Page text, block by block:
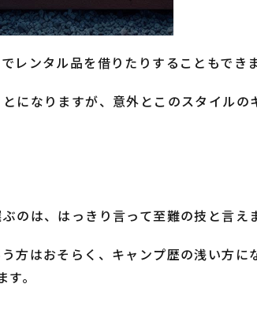
レンタル品を借りたりすることもできま
になりますが、意外とこのスタイルの
のは、はっきり言って至難の技と言えま
方はおそらく、キャンプ歴の浅い方
。